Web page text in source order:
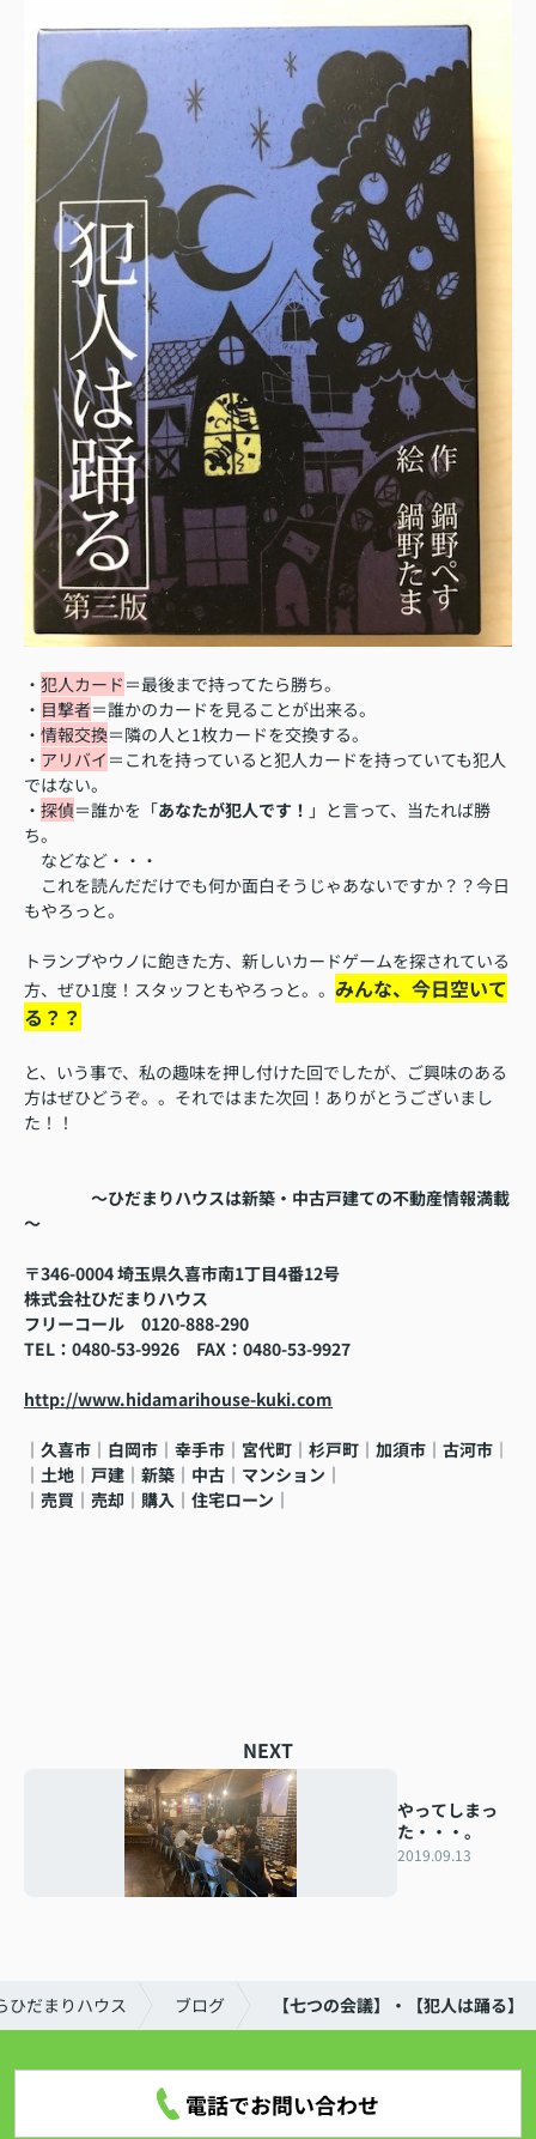
・ 犯人カード ＝最後まで持ってたら勝ち。
・ 目撃者＝誰かのカードを見ることが出来る。
・ 情報交換＝隣の人と1枚カードを交換する。
・ アリバイ ＝これを持っていると犯人カードを持っていても犯人
ではない。
・ 探偵＝誰かを「あなたが犯人です！ 」と言って、当たれば勝
ち。
などなど・・・
これを読んだだけでも何か面白そうじゃあないですか？？今日
もやろっと。
トランプやウノに飽きた方、新しいカードゲームを探されている
方、ぜひ1度！スタッフともやろっと。。 みんな、今日空いて
る？？
と、いう事で、私の趣味を押し付けた回でしたが、ご興味のある
方はぜひどうぞ。。それではまた次回！ありがとうございまし
た！！
～ひだまりハウスは新築・中古戸建ての不動産情報満載
～
〒346-0004 埼玉県久喜市南1丁目4番12号
株式会社ひだまりハウス
フリーコール 0120-888-290
TEL ：0480-53-9926 FAX ： 0480-53-9927
http://www.hidamarihouse-kuki.com
｜久喜市｜白岡市｜幸手市｜宮代町｜杉戸町｜加須市｜古河市 ｜
｜土地｜戸建｜新築｜中古｜マンション｜
｜売買｜売却｜購入｜住宅ローン｜
NEXT
やってしまっ
た・・・。
2019.09.13
ひだまりハウス ブログ 【七つの会議】・【犯人は踊る】
電話でお問い合わせ